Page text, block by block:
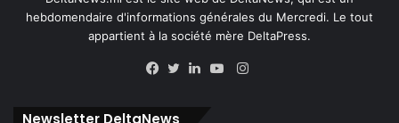
hebdomendaire d'informations générales du Mercredi. Le tout
appartient à la société mère DeltaPress.
Instagram
Newsletter DeltaNews